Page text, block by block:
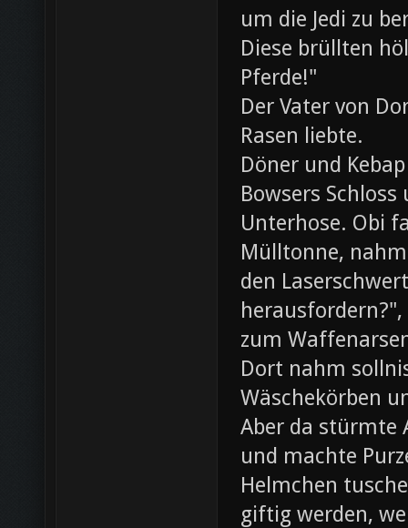
um die Jedi zu
Diese brüllten
Pferde!"
Der Vater von
Rasen liebte.
Döner und
Bowsers
Unterhose. Obi
Mülltonne,
den
zum
Dort nahm
Wäschekörben
Aber da stürmte
und machte
Helmchen
giftig werden,